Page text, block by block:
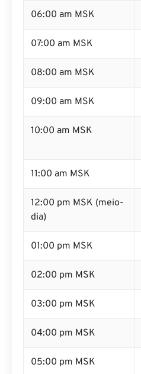
06:00 am MSK
07:00 am MSK
08:00 am MSK
09:00 am MSK
10:00 am MSK
11:00 am MSK
12:00 pm MSK (meio-
dia)
01:00 pm MSK
02:00 pm MSK
03:00 pm MSK
04:00 pm MSK
05:00 pm MSK